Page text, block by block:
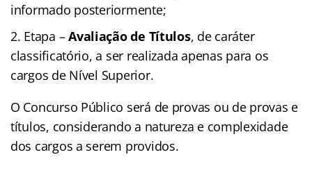
informado posteriormente;
Etapa –Avaliação de Títulos, de caráter
classificatório, a ser realizada apenas para os
cargos de Nível Superior.
O Concurso Público será de provas ou de provas e
títulos, considerando a natureza e complexidade
dos cargos a serem providos.